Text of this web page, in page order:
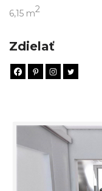
6,15 m2
Zdielať